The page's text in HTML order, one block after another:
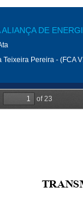
DE
Teixeira Pereira - (FCA